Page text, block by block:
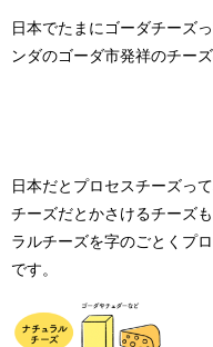
日本でたまにゴーダチーズ
ンダのゴーダ市発祥のチー
日本だとプロセスチーズっ
チーズだとかさけるチーズ
ラルチーズを字のごとくプ
です。